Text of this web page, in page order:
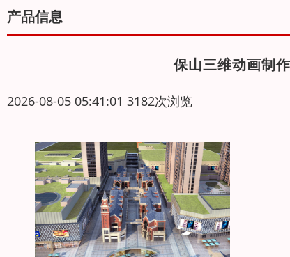
产品信息
保山三维动画制
2026-08-05 05:41:01 3182次浏览